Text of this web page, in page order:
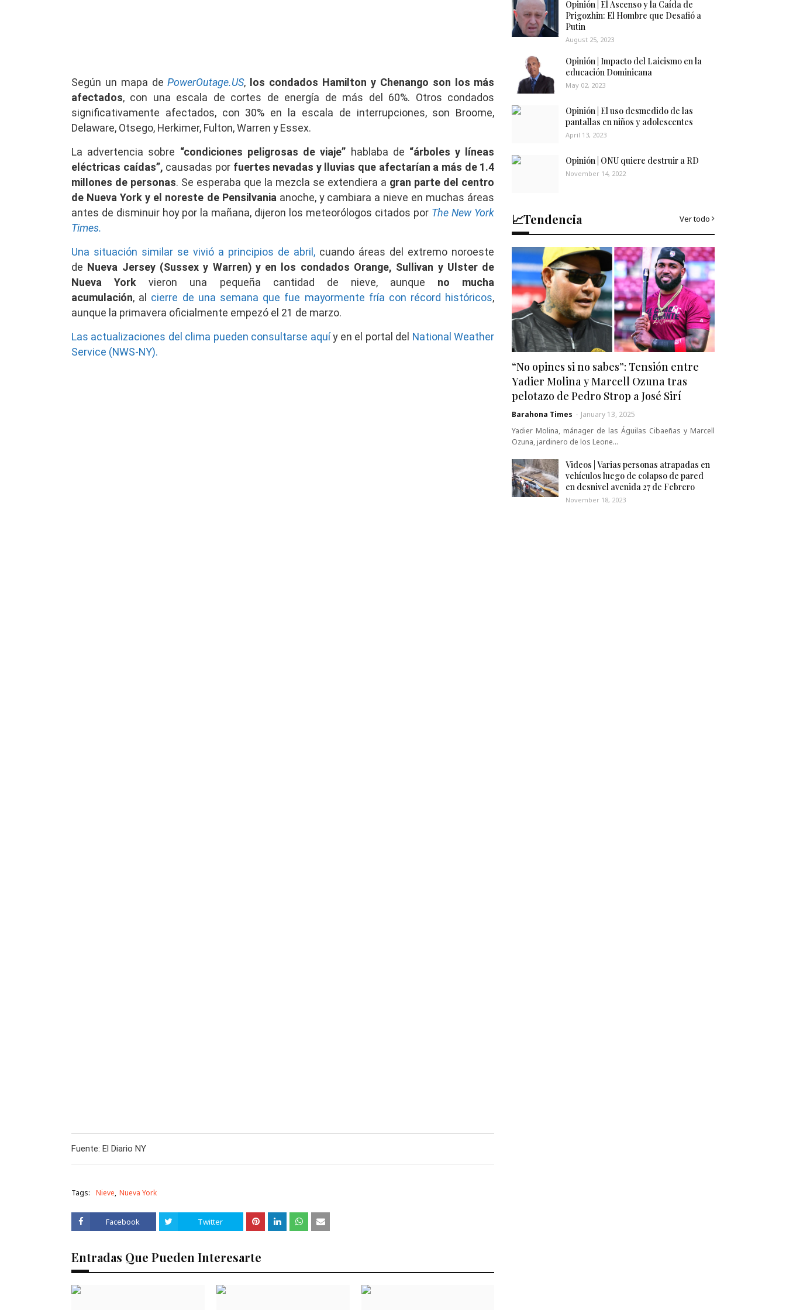
Según un mapa dePowerOutage.US, los condados Hamilton y Chenango son los más
afectados, con una escala de cortes de energía de más del 60%. Otros condados
significativamente afectados, con 30% en la escala de interrupciones, son Broome,
Delaware, Otsego, Herkimer, Fulton, Warren y Essex.
La advertencia sobre “condiciones peligrosas de viaje” hablaba de “árboles y líneas
eléctricas caídas”, causadas por fuertes nevadas y lluvias que afectarían a más de 1.4
millones de personas. Se esperaba que la mezcla se extendiera a gran parte del centro
de Nueva York y el noreste de Pensilvania anoche, y cambiara a nieve en muchas áreas
antes de disminuir hoy por la mañana, dijeron los meteorólogos citados por The New York
Times.
Una situación similar se vivió a principios de abril, cuando áreas del extremo noroeste
de Nueva Jersey (Sussex y Warren) y en los condados Orange, Sullivan y Ulster de
Nueva York vieron una pequeña cantidad de nieve, aunque no mucha
acumulación, al cierre de una semana que fue mayormente fría con récord históricos,
aunque la primavera oficialmente empezó el 21 de marzo.
Las actualizaciones del clima pueden consultarse aquíy en el portal del National Weather
Service (NWS-NY).
Fuente: El Diario NY
Tags: Nieve Nueva York
Facebook Twitter
Entradas Que Pueden Interesarte
Opinión | El Ascenso y la Caída de
Prigozhin: El Hombre que Desafió a
Putin
August 25, 2023
Opinión | Impacto del Laicismo en la
educación Dominicana
May 02, 2023
Opinión | El uso desmedido de las
pantallas en niños y adolescentes
April 13, 2023
Opinión | ONU quiere destruir a RD
November 14, 2022
📈Tendencia Ver todo
“No opines si no sabes”: Tensión entre
Yadier Molina y Marcell Ozuna tras
pelotazo de Pedro Strop a José Sirí
Barahona Times - January 13, 2025
Yadier Molina, mánager de las Águilas Cibaeñas y Marcell
Ozuna, jardinero de los Leone…
Videos | Varias personas atrapadas en
vehículos luego de colapso de pared
en desnivel avenida 27 de Febrero
November 18, 2023